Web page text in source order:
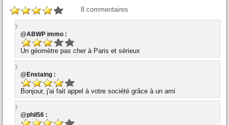
8 commentaires
@ABWP immo :
Un géomètre pas cher à Paris et sérieux
@Enstaing :
Bonjour, j'ai fait appel à votre société grâce à un ami
@phil56 :